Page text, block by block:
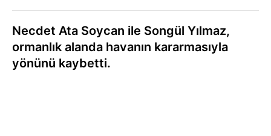
Necdet Ata Soycan ile Songül Yılmaz,
ormanlık alanda havanın kararmasıyla
yönünü kaybetti.